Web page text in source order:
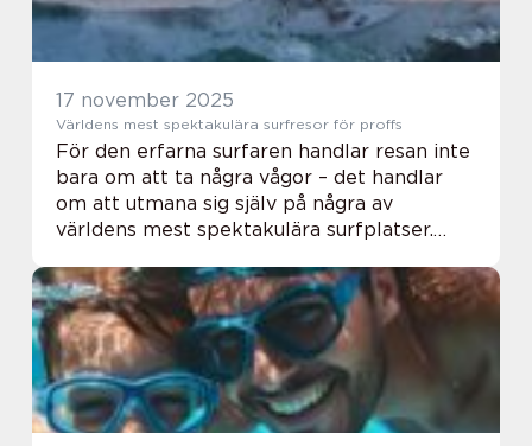
17 november 2025
Världens mest spektakulära surfresor för proffs
För den erfarna surfaren handlar resan inte
bara om att ta några vågor – det handlar
om att utmana sig själv på några av
världens mest spektakulära surfplatser.